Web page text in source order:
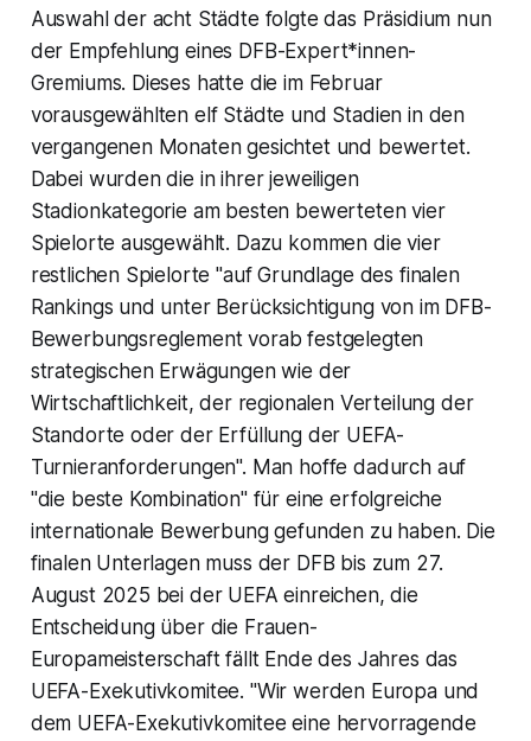
Auswahl der acht Städte folgte das Präsidium nun
der Empfehlung eines DFB-Expert*innen-
Gremiums. Dieses hatte die im Februar
vorausgewählten elf Städte und Stadien in den
vergangenen Monaten gesichtet und bewertet.
Dabei wurden die in ihrer jeweiligen
Stadionkategorie am besten bewerteten vier
Spielorte ausgewählt. Dazu kommen die vier
restlichen Spielorte "auf Grundlage des finalen
Rankings und unter Berücksichtigung von im DFB-
Bewerbungsreglement vorab festgelegten
strategischen Erwägungen wie der
Wirtschaftlichkeit, der regionalen Verteilung der
Standorte oder der Erfüllung der UEFA-
Turnieranforderungen". Man hoffe dadurch auf
"die beste Kombination" für eine erfolgreiche
internationale Bewerbung gefunden zu haben. Die
finalen Unterlagen muss der DFB bis zum 27.
August 2025 bei der UEFA einreichen, die
Entscheidung über die Frauen-
Europameisterschaft fällt Ende des Jahres das
UEFA-Exekutivkomitee. "Wir werden Europa und
dem UEFA-Exekutivkomitee eine hervorragende